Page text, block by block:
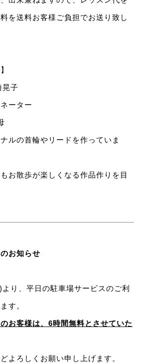
を送料お客様ご負担でお送り致し
子
ーター
ルの首輪やリードを作っていま
お散歩が楽しくなる作品作りを目
お知らせ
り、平日の駐車場サービスのご利
す。
お客様は、6時間無料とさせていた
よろしくお願い申し上げます。